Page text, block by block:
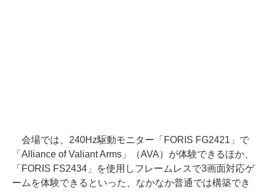
会場では、240Hz駆動モニター「FORIS FG2421」で
「Alliance of Valiant Arms」（AVA）が体験できるほか、
「FORIS FS2434」を使用しフレームレスで3画面対応ゲ
ームを体験できるといった、なかなか普通では構築でき